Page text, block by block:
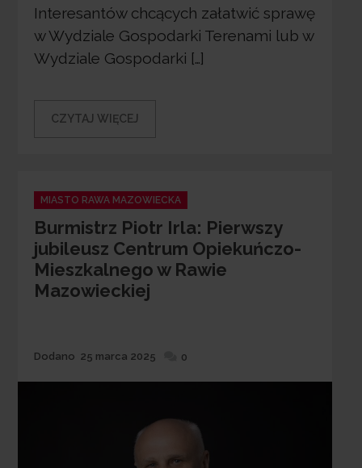
Interesantów chcących załatwić sprawę
w Wydziale Gospodarki Terenami lub w
Wydziale Gospodarki […]
CZYTAJ WIĘCEJ
Categories
MIASTO RAWA MAZOWIECKA
Burmistrz Piotr Irla: Pierwszy
jubileusz Centrum Opiekuńczo-
Mieszkalnego w Rawie
Mazowieckiej
Dodane
Dodano 25 marca 2025 0